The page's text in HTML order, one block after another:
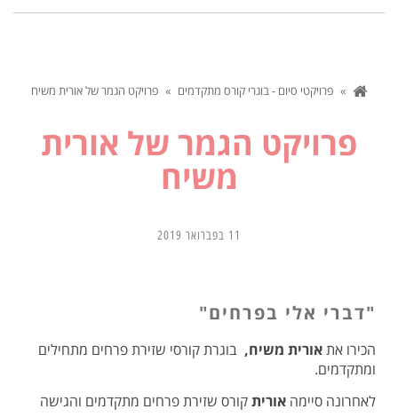
» פרויקטי סיום - בוגרי קורס מתקדמים » פרויקט הגמר של אורית משיח
פרויקט הגמר של אורית
משיח
11 בפברואר 2019
"דברי אלי בפרחים"
הכירו אתאורית משיח, בוגרת קורסי שזירת פרחים מתחילים
ומתקדמים.
לאחרונה סיימה אוריתקורס שזירת פרחים מתקדמים והגישה